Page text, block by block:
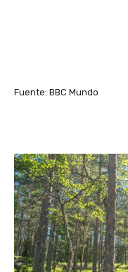
Fuente: BBC Mundo